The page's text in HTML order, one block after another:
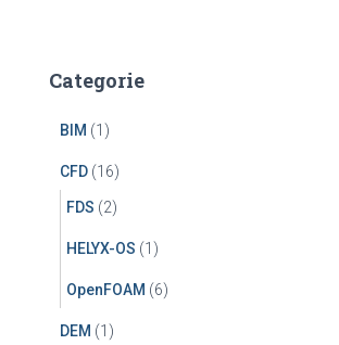
Categorie
BIM (1)
CFD (16)
FDS (2)
HELYX-OS (1)
OpenFOAM (6)
DEM (1)